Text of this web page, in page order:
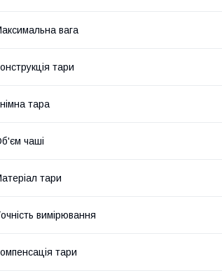
вага
тари
тара
чаші
тари
вимірювання
тари